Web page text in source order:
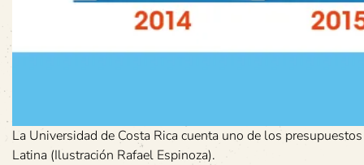
La Universidad de Costa Rica cuenta uno de los
Latina (Ilustración Rafael Espinoza).